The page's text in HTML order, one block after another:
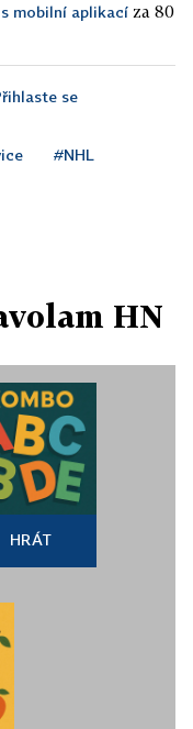
mobilní aplikací za 80
se
#NHL
HN
HRÁT